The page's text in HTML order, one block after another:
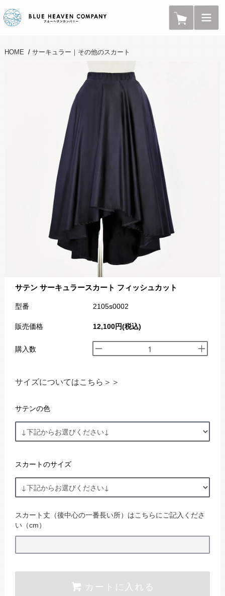
HOME / サーキュラー｜その他のスカート
サテン サーキュラースカート フィッシュカット
型番 2105s0002
販売価格 12,100円(税込)
購入数
サイズについてはこちら＞＞
サテンの色
スカートのサイズ
スカート丈（後中心の一番長い所）はこちらにご記入くださ
い（cm）
カートに入れる